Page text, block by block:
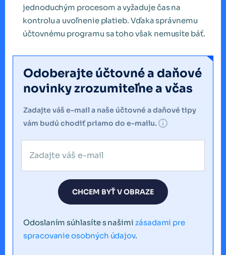
jednoduchým procesom a vyžaduje čas na
kontrolu a uvoľnenie platieb. Vďaka správnemu
účtovnému programu sa toho však nemusíte báť.
Odoberajte účtovné a daňové
novinky zrozumiteľne a včas
Zadajte váš e-mail a naše účtovné a daňové tipy
vám budú chodiť priamo do e-mailu.
CHCEM BYŤ V OBRAZE
Odoslaním súhlasíte s našimi zásadami pre
spracovanie osobných údajov.